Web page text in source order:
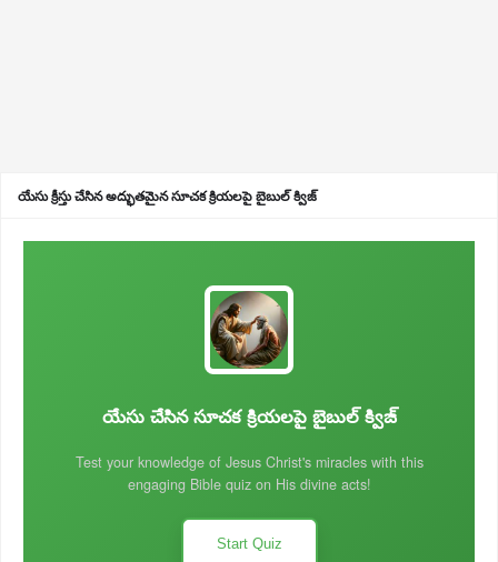
యేసు క్రీస్తు చేసిన అద్భుతమైన సూచక క్రియలపై బైబుల్ క్విజ్
యేసు చేసిన సూచక క్రియలపై బైబుల్ క్విజ్
Test your knowledge of Jesus Christ's miracles with this
engaging Bible quiz on His divine acts!
Start Quiz